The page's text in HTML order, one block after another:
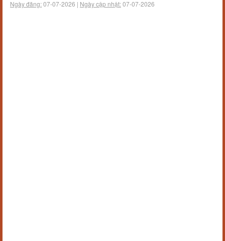
Ngày đăng:07-07-2026 | Ngày cập nhật:07-07-2026